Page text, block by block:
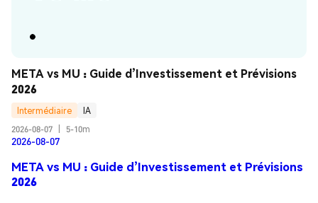
META vs MU : Guide d’Investissement et Prévisions
2026
Intermédiaire
IA
2026-08-07
5-10m
2026-08-07
META vs MU : Guide d’Investissement et Prévisions
2026